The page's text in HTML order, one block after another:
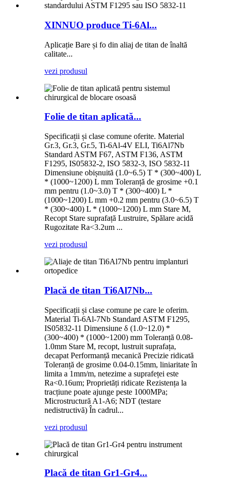
XINNUO produce Ti-6Al...
Aplicație Bare și fo din aliaj de titan de înaltă
calitate...
vezi produsul
Folie de titan aplicată...
Specificații și clase comune oferite. Material
Gr.3, Gr.3, Gr.5, Ti-6Al-4V ELI, Ti6Al7Nb
Standard ASTM F67, ASTM F136, ASTM
F1295, IS05832-2, ISO 5832-3, ISO 5832-11
Dimensiune obișnuită (1.0~6.5) T * (300~400) L
* (1000~1200) L mm Toleranță de grosime +0.1
mm pentru (1.0~3.0) T * (300~400) L *
(1000~1200) L mm +0.2 mm pentru (3.0~6.5) T
* (300~400) L * (1000~1200) L mm Stare M,
Recopt Stare suprafață Lustruire, Spălare acidă
Rugozitate Ra<3.2um ...
vezi produsul
Placă de titan Ti6Al7Nb...
Specificații și clase comune pe care le oferim.
Material Ti-6Al-7Nb Standard ASTM F1295,
IS05832-11 Dimensiune δ (1.0~12.0) *
(300~400) * (1000~1200) mm Toleranță 0.08-
1.0mm Stare M, recopt, lustruit suprafața,
decapat Performanță mecanică Precizie ridicată
Toleranță de grosime 0.04-0.15mm, liniaritate în
limita a 1mm/m, netezime a suprafeței este
Ra<0.16um; Proprietăți ridicate Rezistența la
tracțiune poate ajunge peste 1000MPa;
Microstructură A1-A6; NDT (testare
nedistructivă) În cadrul...
vezi produsul
Placă de titan Gr1-Gr4...